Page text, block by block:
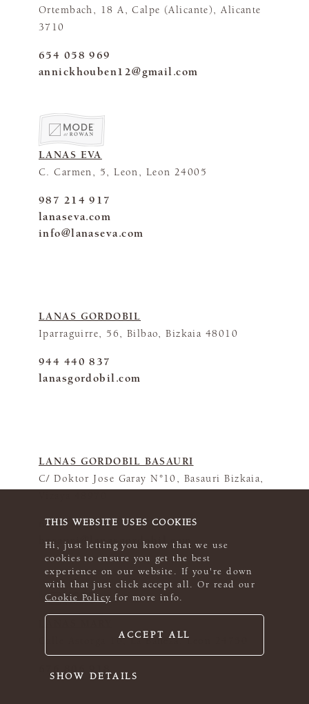
THIS WEBSITE USES COOKIES
Hi, just letting you know that we use
cookies to ensure you get the best
experience on our website. If you're down
with that just click accept all. Or read our
Cookie Policy for more info.
ACCEPT ALL
SHOW DETAILS
Ortembach, 18 A, Calpe (Alicante), Alicante
3710
654 058 969
annickhouben12@gmail.com
LANAS EVA
C. Carmen, 5, Leon, Leon 24005
987 214 917
lanaseva.com
info@lanaseva.com
LANAS GORDOBIL
Iparraguirre, 56, Bilbao, Bizkaia 48010
944 440 837
lanasgordobil.com
LANAS GORDOBIL BASAURI
C/ Doktor Jose Garay N°10, Basauri Bizkaia,
656 766 805
basauri@lanasgordobil.com
Calle Astorga 10, La Bañeza, Leon 24750